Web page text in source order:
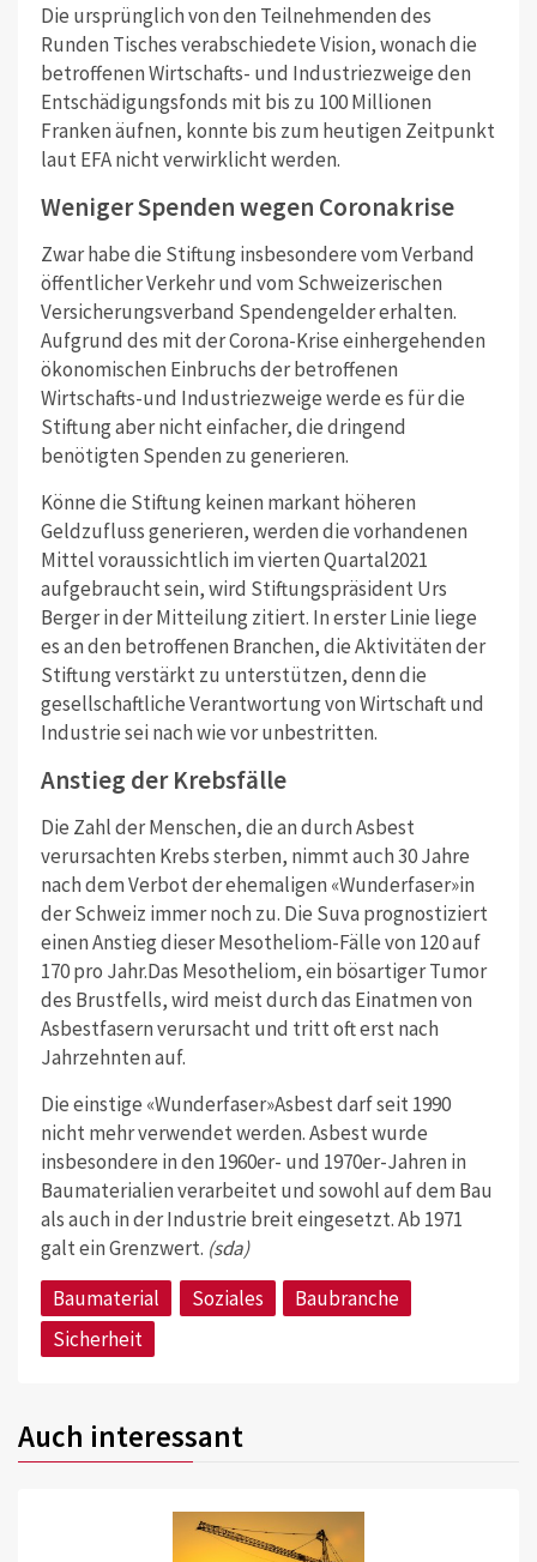
Die ursprünglich von den Teilnehmenden des
Runden Tisches verabschiedete Vision, wonach die
betroffenen Wirtschafts- und Industriezweige den
Entschädigungsfonds mit bis zu 100 Millionen
Franken äufnen, konnte bis zum heutigen Zeitpunkt
laut EFA nicht verwirklicht werden.
Weniger Spenden wegen Coronakrise
Zwar habe die Stiftung insbesondere vom Verband
öffentlicher Verkehr und vom Schweizerischen
Versicherungsverband Spendengelder erhalten.
Aufgrund des mit der Corona-Krise einhergehenden
ökonomischen Einbruchs der betroffenen
Wirtschafts-und Industriezweige werde es für die
Stiftung aber nicht einfacher, die dringend
benötigten Spenden zu generieren.
Könne die Stiftung keinen markant höheren
Geldzufluss generieren, werden die vorhandenen
Mittel voraussichtlich im vierten Quartal2021
aufgebraucht sein, wird Stiftungspräsident Urs
Berger in der Mitteilung zitiert. In erster Linie liege
es an den betroffenen Branchen, die Aktivitäten der
Stiftung verstärkt zu unterstützen, denn die
gesellschaftliche Verantwortung von Wirtschaft und
Industrie sei nach wie vor unbestritten.
Anstieg der Krebsfälle
Die Zahl der Menschen, die an durch Asbest
verursachten Krebs sterben, nimmt auch 30 Jahre
nach dem Verbot der ehemaligen «Wunderfaser»in
der Schweiz immer noch zu. Die Suva prognostiziert
einen Anstieg dieser Mesotheliom-Fälle von 120 auf
170 pro Jahr.Das Mesotheliom, ein bösartiger Tumor
des Brustfells, wird meist durch das Einatmen von
Asbestfasern verursacht und tritt oft erst nach
Jahrzehnten auf.
Die einstige «Wunderfaser»Asbest darf seit 1990
nicht mehr verwendet werden. Asbest wurde
insbesondere in den 1960er- und 1970er-Jahren in
Baumaterialien verarbeitet und sowohl auf dem Bau
als auch in der Industrie breit eingesetzt. Ab 1971
galt ein Grenzwert. (sda)
Baumaterial
Soziales
Baubranche
Sicherheit
Auch interessant